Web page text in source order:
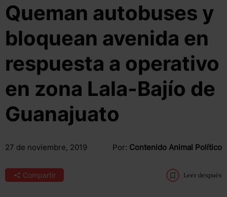
Queman autobuses y
bloquean avenida en
respuesta a operativo
en zona Lala-Bajío de
Guanajuato
27 de noviembre, 2019 Por: Contenido Animal Político
Compartir Leer después